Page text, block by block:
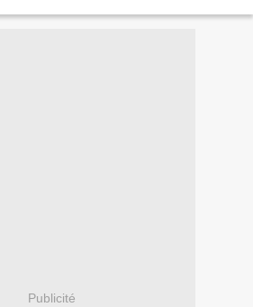
Publicité